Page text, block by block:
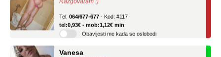
tel:0,93€ - mob:1,12€ min
Obavijesti me kada se oslobodi
Čekam tvoj poziv!